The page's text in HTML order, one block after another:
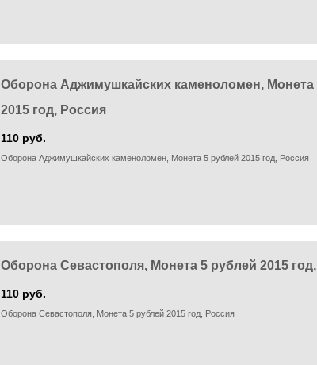
Оборона Аджимушкайских каменоломен, Монета
2015 год, Россия
110 руб.
Оборона Аджимушкайских каменоломен, Монета 5 рублей 2015 год, Россия
Оборона Севастополя, Монета 5 рублей 2015
110 руб.
Оборона Севастополя, Монета 5 рублей 2015 год, Россия